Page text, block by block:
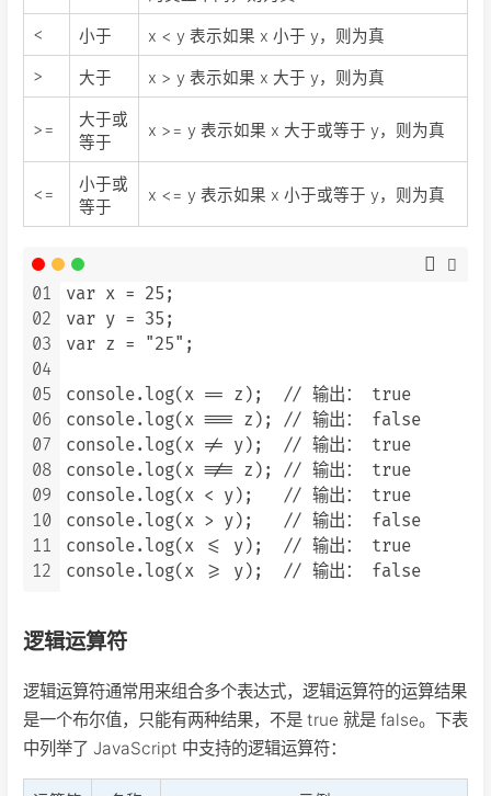
<
小于
x < y 表示如果 x 小于 y，则为真
>
大于 x > y 表示如果 x 大于 y，则为真
>=
大于或
等于
x >= y 表示如果 x 大于或等于 y，则为真
<=
小于或
等于
x <= y 表示如果 x 小于或等于 y，则为真
01
02
03
04
05
06
07
08
09
10
11
12
var x = 25;
var y = 35;
var z = "25";
console.log(x == z);  // 输出： true
console.log(x === z); // 输出： false
console.log(x != y);  // 输出： true
console.log(x !== z); // 输出： true
console.log(x < y);   // 输出： true
console.log(x > y);   // 输出： false
console.log(x <= y);  // 输出： true
逻辑运算符
逻辑运算符通常用来组合多个表达式，逻辑运算符的运算结果
是一个布尔值，只能有两种结果，不是 true 就是 false。下表
中列举了 JavaScript 中支持的逻辑运算符：